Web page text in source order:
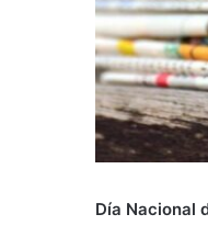
Día Nacional